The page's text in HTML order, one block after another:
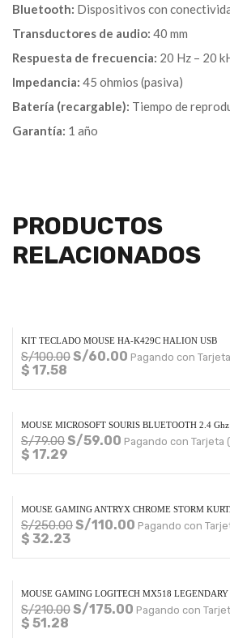
Bluetooth: Dispositivos con
Transductores de audio: 40 mm
Respuesta de frecuencia: 20 Hz – 20
Impedancia: 45 ohmios (pasiva)
Batería (recargable): Tiempo de
Garantía: 1 año
PRODUCTOS
RELACIONADOS
KIT TECLADO MOUSE HA-K429C HALION USB
S/100.00S/60.00 Pagando con
$ 17.58
MOUSE MICROSOFT SOURIS BLUETOOTH 2.4 Ghz
S/79.00S/59.00 Pagando con Tarjeta
$ 17.29
MOUSE GAMING ANTRYX CHROME STORM
S/250.00S/110.00 Pagando con
$ 32.23
MOUSE GAMING LOGITECH MX518 LEGENDARY
S/210.00S/175.00 Pagando con
$ 51.28